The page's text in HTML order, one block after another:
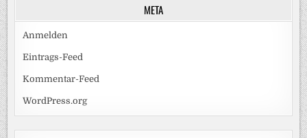
META
Anmelden
Eintrags-Feed
Kommentar-Feed
WordPress.org